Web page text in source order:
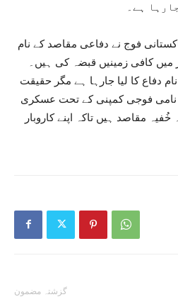
ہے۔
فوج نے دفاعی مقاصد کے نام
میں کافی زمینیں قبضہ کی ہیں۔
دفاع کا لیا جارہا ہے مگر حقیقت
نامی فوجی کمپنی کے تحت عسکری
خُفیہ مقاصد ہیں تاکہ اپنے کاروبار
گزشتہ مضمون